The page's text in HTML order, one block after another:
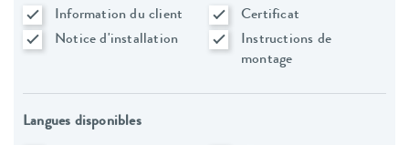
Information du client
Certificat
Notice d'installation
Instructions de
montage
Langues disponibles